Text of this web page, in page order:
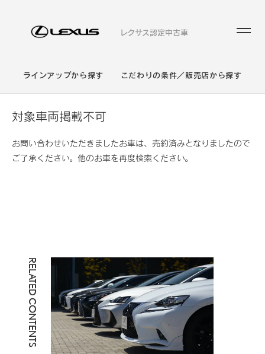
レクサス認定中古車
ラインアップから探す こだわりの条件／販売店から探す
対象車両掲載不可
お問い合わせいただきましたお車は、売約済みとなりましたので
ご了承ください。他のお車を再度検索ください。
RELATED CONTENTS